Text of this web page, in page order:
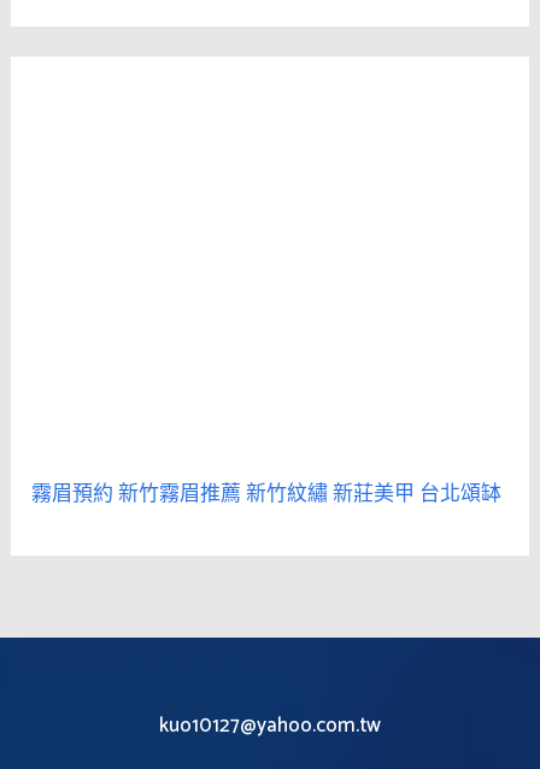
霧眉預約新竹霧眉推薦新竹紋繡新莊美甲 台北頌缽
kuo10127@yahoo.com.tw